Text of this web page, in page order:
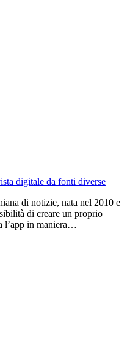
digitale da fonti diverse
di notizie, nata nel 2010 e
di creare un proprio
l’app in maniera…